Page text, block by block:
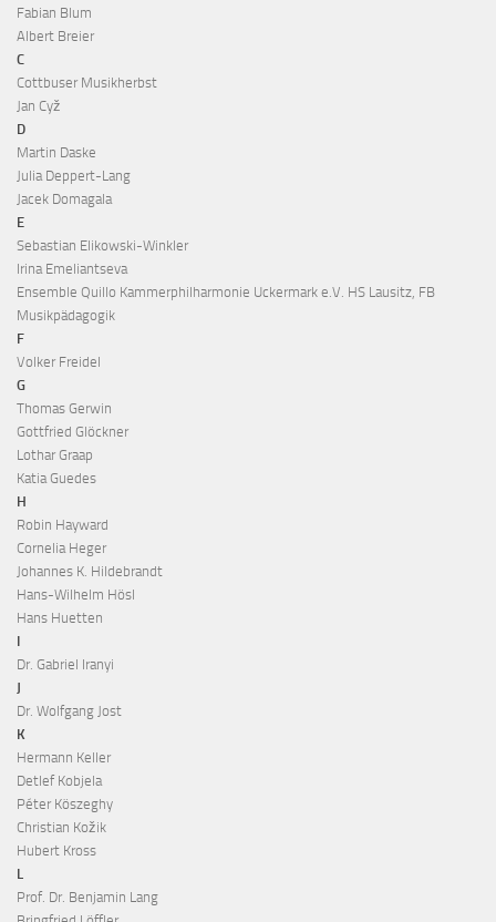
Fabian Blum
Albert Breier
C
Cottbuser Musikherbst
Jan Cyž
D
Martin Daske
Julia Deppert-Lang
Jacek Domagala
E
Sebastian Elikowski-Winkler
Irina Emeliantseva
Ensemble Quillo Kammerphilharmonie Uckermark e.V. HS Lausitz, FB
Musikpädagogik
F
Volker Freidel
G
Thomas Gerwin
Gottfried Glöckner
Lothar Graap
Katia Guedes
H
Robin Hayward
Cornelia Heger
Johannes K. Hildebrandt
Hans-Wilhelm Hösl
Hans Huetten
I
Dr. Gabriel Iranyi
J
Dr. Wolfgang Jost
K
Hermann Keller
Detlef Kobjela
Péter Köszeghy
Christian Kožik
Hubert Kross
L
Prof. Dr. Benjamin Lang